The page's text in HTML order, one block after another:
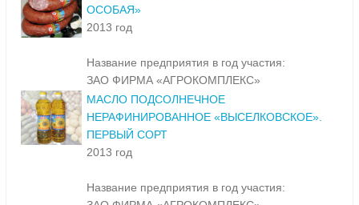
ОСОБАЯ»
2013 год
Название предприятия в год участия:
ЗАО ФИРМА «АГРОКОМПЛЕКС»
МАСЛО ПОДСОЛНЕЧНОЕ
НЕРАФИНИРОВАННОЕ «ВЫСЕЛКОВСКОЕ».
ПЕРВЫЙ СОРТ
2013 год
Название предприятия в год участия: